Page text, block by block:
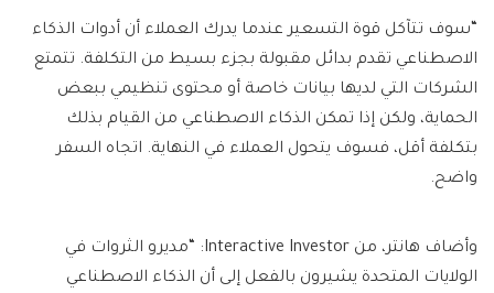
“سوف تتآكل قوة التسعير عندما يدرك العملاء أن أدوات الذكاء
الاصطناعي تقدم بدائل مقبولة بجزء بسيط من التكلفة. تتمتع
الشركات التي لديها بيانات خاصة أو محتوى تنظيمي ببعض
الحماية، ولكن إذا تمكن الذكاء الاصطناعي من القيام بذلك
بتكلفة أقل، فسوف يتحول العملاء في النهاية. اتجاه السفر
واضح.
وأضاف هانتر، من Interactive Investor: “مديرو الثروات في
الولايات المتحدة يشيرون بالفعل إلى أن الذكاء الاصطناعي